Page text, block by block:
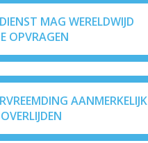
MAG WERELDWIJD
OPVRAGEN
AANMERKELIJK